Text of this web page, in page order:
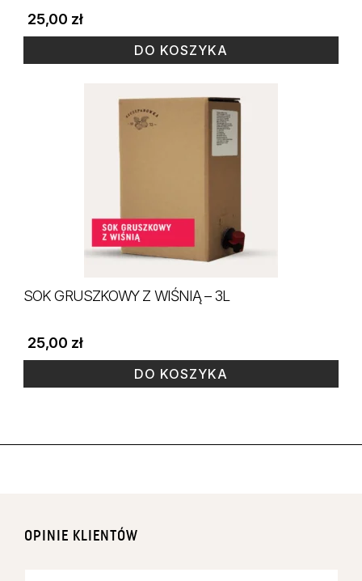
25,00 zł
DO KOSZYKA
SOK GRUSZKOWY Z WIŚNIĄ – 3L
25,00 zł
DO KOSZYKA
OPINIE KLIENTÓW